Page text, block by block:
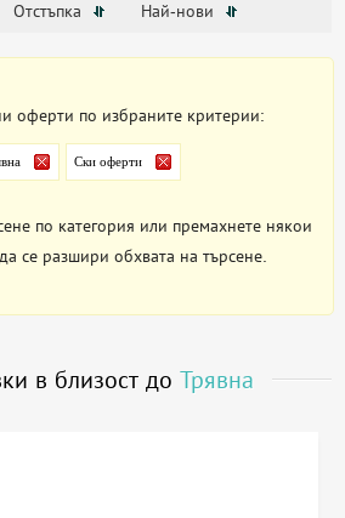
Отстъпка Най-нови
оферти по избраните критерии:
Ски оферти
по категория или премахнете някои
се разшири обхвата на търсене.
в близост до Трявна